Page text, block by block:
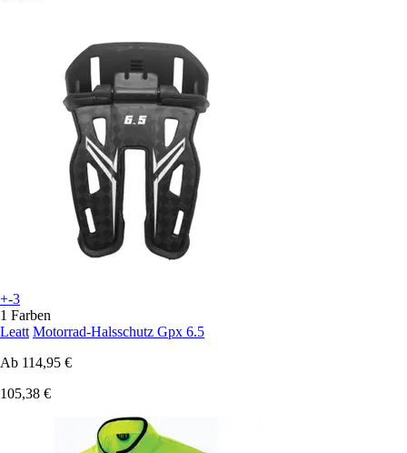
+-3
1 Farben
Leatt Motorrad-Halsschutz Gpx 6.5
Ab 114,95 €
105,38 €